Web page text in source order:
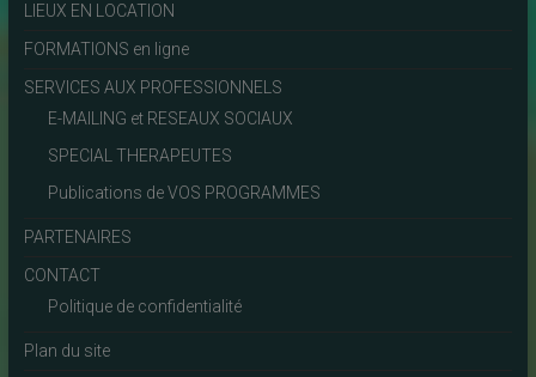
LIEUX EN LOCATION
FORMATIONS en ligne
SERVICES AUX PROFESSIONNELS
E-MAILING et RESEAUX SOCIAUX
SPECIAL THERAPEUTES
Publications de VOS PROGRAMMES
PARTENAIRES
CONTACT
Politique de confidentialité
Plan du site